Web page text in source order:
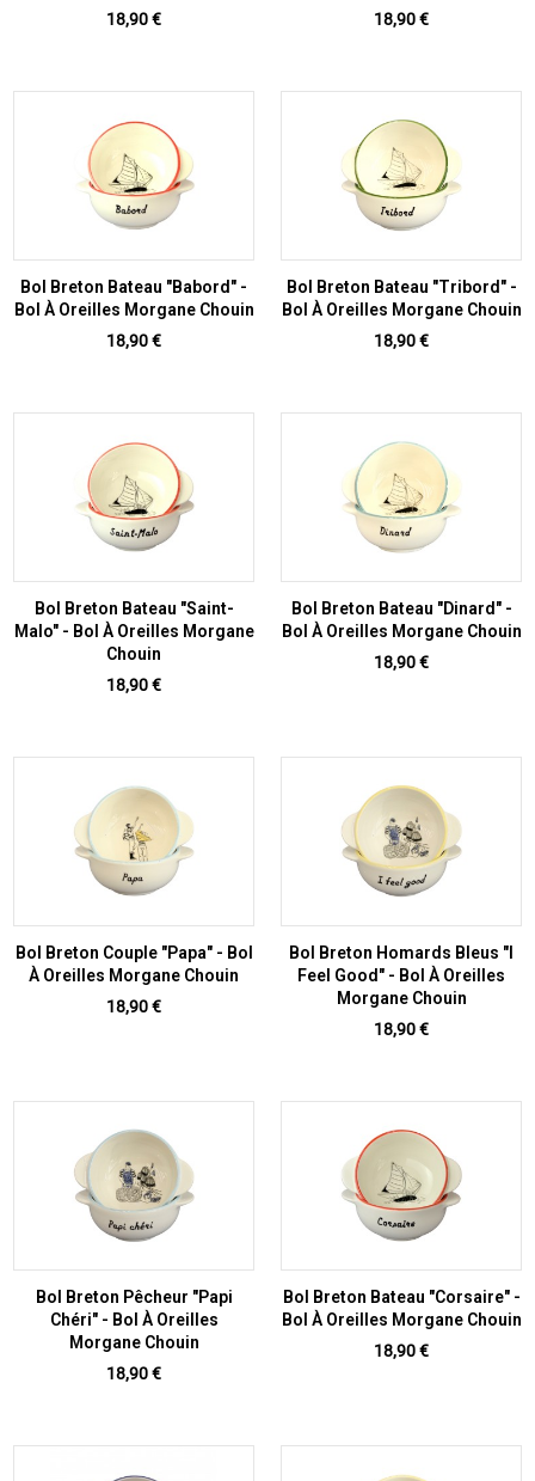
Prix
18,90 € Prix
18,90 €
Bol Breton Bateau "Babord" -
Bol À Oreilles Morgane Chouin
Prix
18,90 €
Bol Breton Bateau "Tribord" -
Bol À Oreilles Morgane Chouin
Prix
18,90 €
Bol Breton Bateau "Saint-
Malo" - Bol À Oreilles Morgane
Chouin
Prix
18,90 €
Bol Breton Bateau "Dinard" -
Bol À Oreilles Morgane Chouin
Prix
18,90 €
Bol Breton Couple "Papa" - Bol
À Oreilles Morgane Chouin
Prix
18,90 €
Bol Breton Homards Bleus "I
Feel Good" - Bol À Oreilles
Morgane Chouin
Prix
18,90 €
Bol Breton Pêcheur "Papi
Chéri" - Bol À Oreilles
Morgane Chouin
Prix
18,90 €
Bol Breton Bateau "Corsaire" -
Bol À Oreilles Morgane Chouin
Prix
18,90 €